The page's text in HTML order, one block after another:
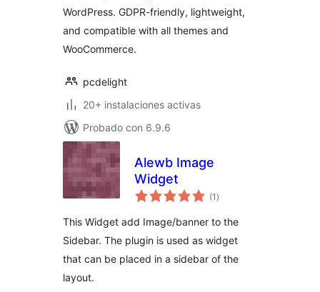
WordPress. GDPR-friendly, lightweight,
and compatible with all themes and
WooCommerce.
pcdelight
20+ instalaciones activas
Probado con 6.9.6
Alewb Image
Widget
(1 valoraciones
en
)
This Widget add Image/banner to the
Sidebar. The plugin is used as widget
that can be placed in a sidebar of the
layout.